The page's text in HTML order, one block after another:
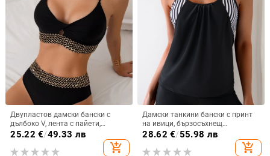
Двупластов дамски бански с
дълбоко V, лента с пайети,
подплатени чашки, полиестерна
25.22 €/49.33 лв
add_shopping_cart
Дамски танкини бански с принт
на ивици, бързосъхнещ
полиестер, подплатен бюст,
подплата полиестер 95%, тегло
на тъканта 300 г/м², без ръкави
28.62 €/55.98 лв
add_shopping_cart